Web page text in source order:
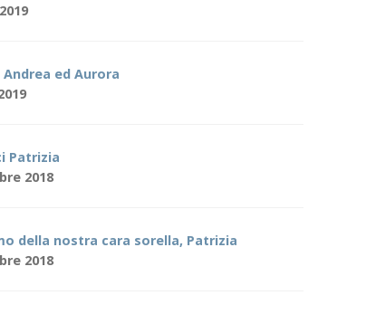
ed Aurora
Patrizia
2018
della nostra cara sorella, Patrizia
2018